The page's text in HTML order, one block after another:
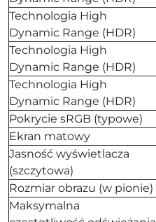
Technologia High
Dynamic Range (HDR)
Technologia High
Dynamic Range (HDR)
Technologia High
Dynamic Range (HDR)
Pokrycie sRGB (typowe)
Ekran matowy
Jasność wyświetlacza
(szczytowa)
Rozmiar obrazu (w pionie)
Maksymalna